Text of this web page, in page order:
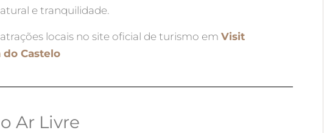
e tranquilidade.
locais no site oficial de turismo em Visit
Castelo
Ar Livre